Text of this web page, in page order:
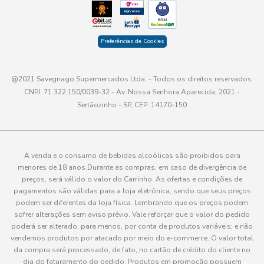
Preferências de Cookies
@2021 Savegnago Supermercados Ltda. - Todos os direitos reservados.
CNPJ: 71.322.150/0039-32 - Av. Nossa Senhora Aparecida, 2021 -
Sertãozinho - SP, CEP: 14170-150
A venda e o consumo de bebidas alcoólicas são proibidos para
menores de 18 anos.Durante as compras, em caso de divergência de
preços, será válido o valor do Carrinho. As ofertas e condições de
pagamentos são válidas para a loja eletrônica, sendo que seus preços
podem ser diferentes da loja física. Lembrando que os preços podem
sofrer alterações sem aviso prévio. Vale reforçar que o valor do pedido
poderá ser alterado, para menos, por conta de produtos variáveis; e não
vendemos produtos por atacado por meio do e-commerce. O valor total
da compra será processado, de fato, no cartão de crédito do cliente no
dia do faturamento do pedido. Produtos em promoção possuem